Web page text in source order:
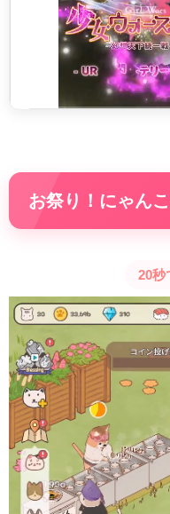
お祭り！にゃん
20秒
動
プ
レ
ー
ヤ
ー